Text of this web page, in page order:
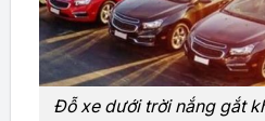
Đỗ xe dưới trời nắng gắt